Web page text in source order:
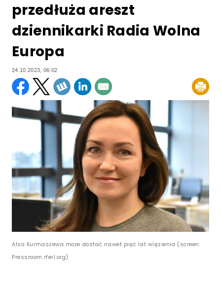
przedłuża areszt
dziennikarki Radia Wolna
Europa
24.10.2023, 06:02
Ałsa Kurmaszewa może dostać nawet pięć lat więzienia (screen:
Pressroom.rferl.org)